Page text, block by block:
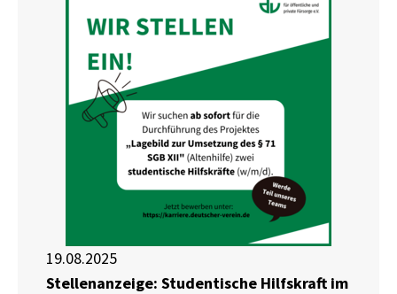
19.08.2025
Stellenanzeige: Studentische Hilfskraft im